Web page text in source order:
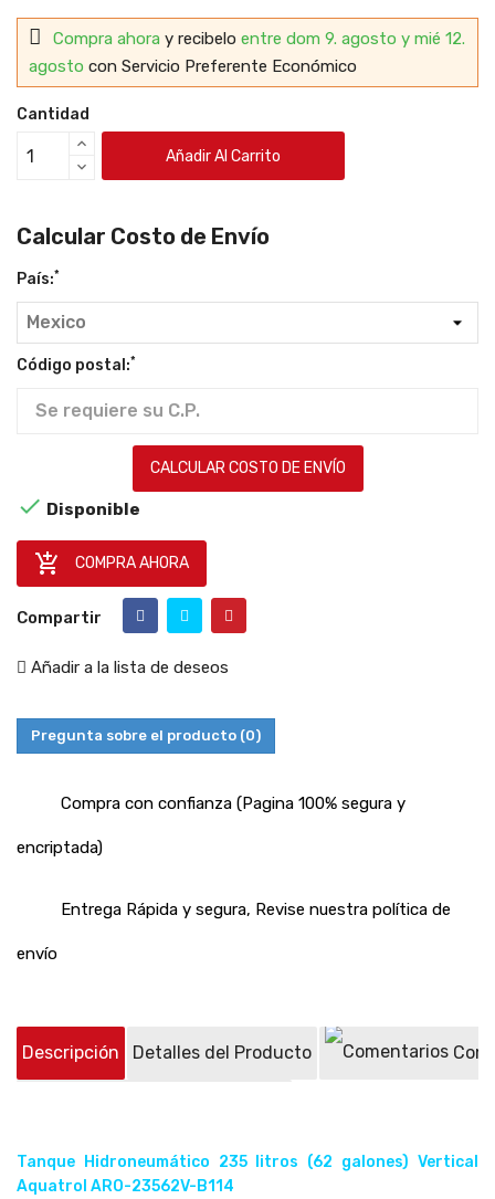
Compra ahora y recibelo entre dom 9. agosto y mié 12.
agosto con Servicio Preferente Económico
Cantidad
Añadir Al Carrito
Calcular Costo de Envío
País:*
Código postal:*
CALCULAR COSTO DE ENVÍO
 Disponible
 COMPRA AHORA
Compartir
Añadir a la lista de deseos
Pregunta sobre el producto (0)
Compra con confianza (Pagina 100% segura y
encriptada)
Entrega Rápida y segura, Revise nuestra política de
envío
Descripción Detalles del Producto
Tanque Hidroneumático 235 litros (62 galones) Vertical
Aquatrol ARO-23562V-B114